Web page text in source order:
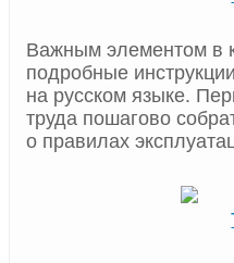
Важным элементом в
подробные
на русском языке.
труда пошагово
о правилах